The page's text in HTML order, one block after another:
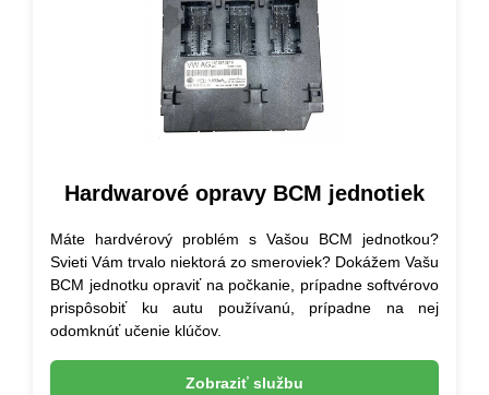
Hardwarové opravy BCM jednotiek
Máte hardvérový problém s Vašou BCM jednotkou?
Svieti Vám trvalo niektorá zo smeroviek? Dokážem Vašu
BCM jednotku opraviť na počkanie, prípadne softvérovo
prispôsobiť ku autu používanú, prípadne na nej
odomknúť učenie klúčov.
Zobraziť službu